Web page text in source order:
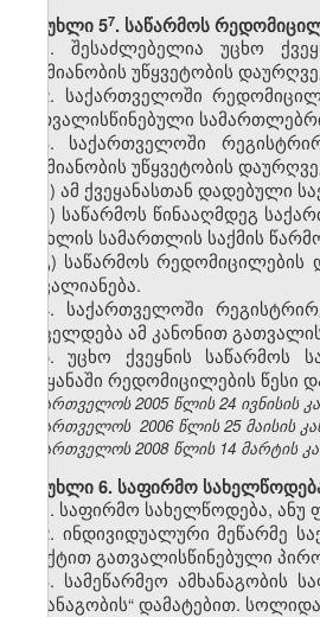
მუხლი 5​7. საწარმოს
1. შესაძლებელია უცხო
საქმიანობის უწყვეტობის
2. საქართველოში
გათვალისწინებული
3. საქართველოში
საქმიანობის უწყვეტობის
ა) ამ ქვეყანასთან
ბ) საწარმოს წინააღმდეგ
სისხლის სამართლის საქმის
გ) საწარმოს
დავალიანება.
4. საქართველოში
ვრცელდება ამ კანონით
5. უცხო ქვეყნის საწარმოს
ქვეყანაში რედომიცილების
საქართველოს 2005 წლის 24 ივნისის
საქართველოს 2006 წლის 25 მაისის
საქართველოს 2008 წლის 14 მარტის
მუხლი 6. საფირმო
1. საფირმო სახელწოდება, ანუ
2. ინდივიდუალური მეწარმე
პუნქტით გათვალისწინებული
3. სამეწარმეო
ამხანაგობის“ დამატებით.